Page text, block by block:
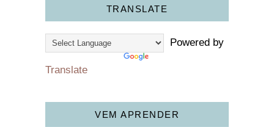
TRANSLATE
Powered by
Translate
VEM APRENDER